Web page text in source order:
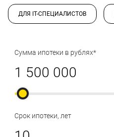
ДЛЯ IT-СПЕЦИАЛИСТОВ
Сумма ипотеки в рублях*
Срок ипотеки, лет